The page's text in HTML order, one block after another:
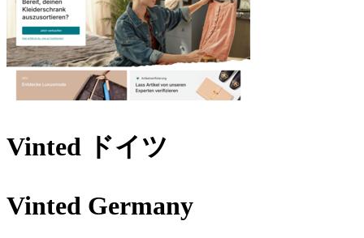
Vinted ドイツ
Vinted Germany